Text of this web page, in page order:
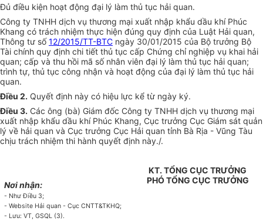
Đủ điều kiện hoạt động đại lý làm thủ tục hải quan.
Công ty TNHH dịch vụ thương mại xuất nhập khẩu dầu khí Phúc
Khang có trách nhiệm thực hiện đúng quy định của Luật Hải quan,
Thông tư số12/2015/TT-BTC ngày 30/01/2015 của Bộ trưởng Bộ
Tài chính quy định chi tiết thủ tục cấp Chứng chỉ nghiệp vụ khai hải
quan; cấp và thu hồi mã số nhân viên đại lý làm thủ tục hải quan;
trình tự, thủ tục công nhận và hoạt động của đại lý làm thủ tục hải
quan.
Điều 2. Quyết định này có hiệu lực kể từ ngày ký.
Điều 3. Các ông (bà) Giám đốc Công ty TNHH dịch vụ thương mại
xuất nhập khẩu dầu khí Phúc Khang, Cục trưởng Cục Giám sát quản
lý về hải quan và Cục trưởng Cục Hải quan tỉnh Bà Rịa - Vũng Tàu
chịu trách nhiệm thi hành quyết định này./.
Nơi nhận:
- Như Điều 3;
-Website Hải quan - Cục CNTT&TKHQ;
- Lưu: VT, GSQL (3).
KT. TỔNG CỤC TRƯỞNG
PHÓ TỔNG CỤC TRƯỞNG